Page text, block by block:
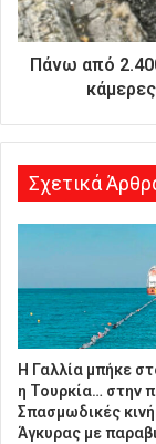
ι
ε
ν
Πάνω από
Σχετικά
Η Γαλλία μπήκε
η Τουρκία… στην
Σπασμωδικές
Άγκυρας με